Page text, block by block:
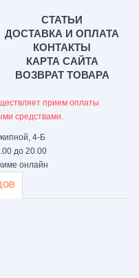
СТАТЬИ
ДОСТАВКА И ОПЛАТА
КОНТАКТЫ
КАРТА САЙТА
ВОЗВРАТ ТОВАРА
прием оплаты
средствами.
4-Б
до 20.00
онлайн